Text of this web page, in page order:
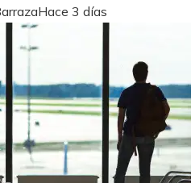
Hace 3 días